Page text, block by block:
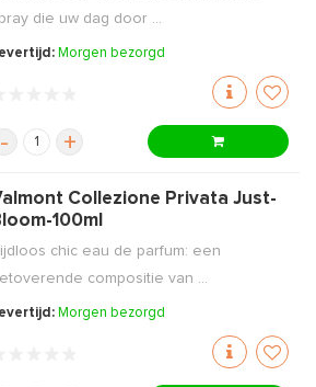
die uw dag door ...
Morgen bezorgd
- +
Collezione Privata Just-
100ml
chic eau de parfum: een
compositie van ...
Morgen bezorgd